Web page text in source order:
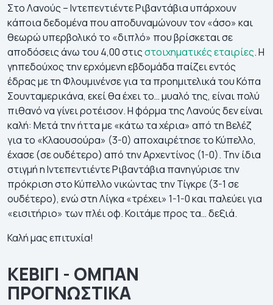
Στο Λανούς – Ιντεπεντιέντε Ριβαντάβια υπάρχουν
κάποια δεδομένα που αποδυναμώνουν τον «άσο» και
θεωρώ υπερβολικό το «διπλό» που βρίσκεται σε
αποδόσεις άνω του 4,00 στιςστοιχηματικές εταιρίες. Η
γηπεδούχος την ερχόμενη εβδομάδα παίζει εντός
έδρας με τη Φλουμινένσε για τα προημιτελικά του Κόπα
Σουνταμερικάνα, εκεί θα έχει το… μυαλό της, είναι πολύ
πιθανό να γίνει ροτέισον. Η φόρμα της Λανούς δεν είναι
καλή: Μετά την ήττα με «κάτω τα χέρια» από τη Βελέζ
για το «Κλαουσούρα» (3-0) αποχαιρέτησε το Κύπελλο,
έχασε (σε ουδέτερο) από την Αρχεντίνος (1-0). Την ίδια
στιγμή η Ιντεπεντιέντε Ριβαντάβια πανηγύρισε την
πρόκριση στο Κύπελλο νικώντας την Τίγκρε (3-1 σε
ουδέτερο), ενώ στη Λίγκα «τρέχει» 1-1-0 και παλεύει για
«εισιτήριο» των πλέι οφ. Κοιτάμε προς τα… δεξιά.
Καλή μας επιτυχία!
ΚΕΒΙΓΙ - ΟΜΠΑΝ
ΠΡΟΓΝΩΣΤΙΚΑ